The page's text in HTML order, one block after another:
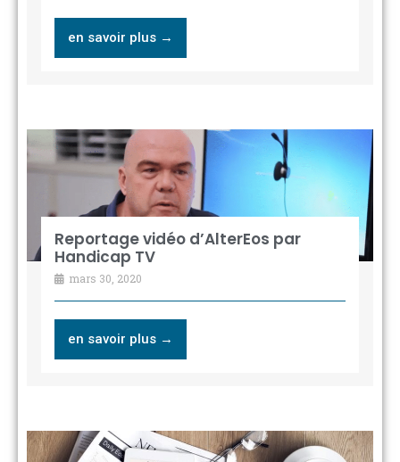
en savoir plus →
Reportage vidéo d’AlterEos par
Handicap TV
mars 30, 2020
en savoir plus →